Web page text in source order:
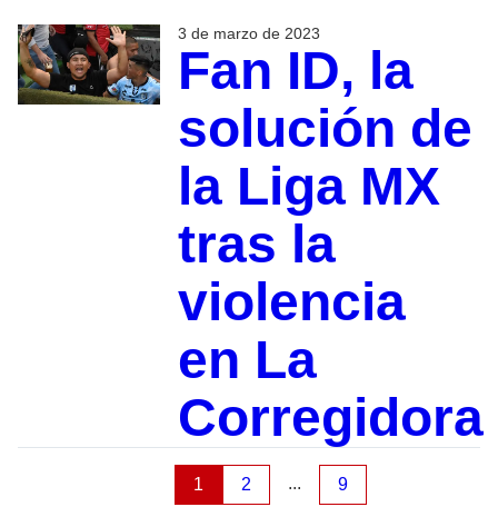
3 de marzo de 2023
Fan ID, la
solución de
la Liga MX
tras la
violencia
en La
Corregidora
1 2 ... 9